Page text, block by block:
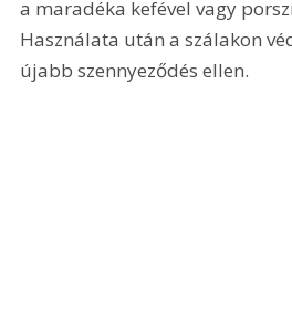
a maradéka kefével vagy
Használata után a szálakon
újabb szennyeződés ellen.